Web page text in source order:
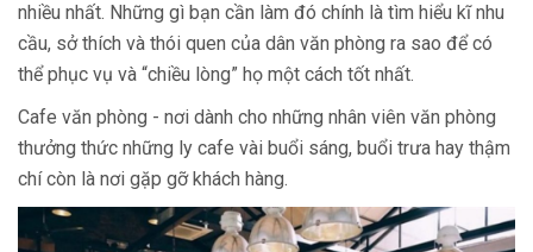
nhiều nhất. Những gì bạn cần làm đó chính là tìm hiểu kĩ nhu
cầu, sở thích và thói quen của dân văn phòng ra sao để có
thể phục vụ và “chiều lòng” họ một cách tốt nhất.
Cafe văn phòng - nơi dành cho những nhân viên văn phòng
thưởng thức những ly cafe vài buổi sáng, buổi trưa hay thậm
chí còn là nơi gặp gỡ khách hàng.